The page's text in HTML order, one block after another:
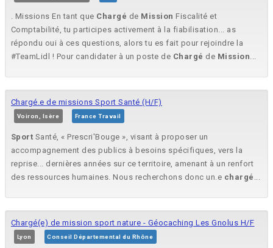
. Missions En tant que Chargé de Mission Fiscalité et
Comptabilité, tu participes activement à la fiabilisation... as
répondu oui à ces questions, alors tu es fait pour rejoindre la
#TeamLidl ! Pour candidater à un poste de Chargé de Mission...
Chargé.e de missions Sport Santé (H/F)
Voiron, Isère France Travail
Sport Santé, « Prescri'Bouge », visant à proposer un
accompagnement des publics à besoins spécifiques, vers la
reprise... dernières années sur ce territoire, amenant à un renfort
des ressources humaines. Nous recherchons donc un.e chargé ...
Chargé(e) de mission sport nature - Géocaching Les Gnolus H/F
Lyon Conseil Départemental du Rhône